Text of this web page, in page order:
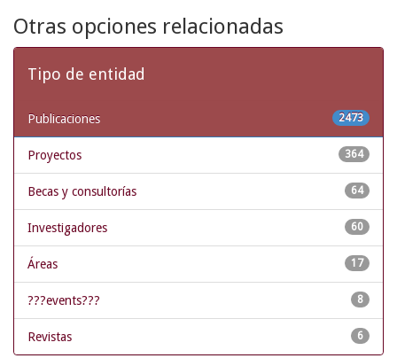
Otras opciones relacionadas
Tipo de entidad
2473
Publicaciones
364
Proyectos
64
Becas y consultorías
60
Investigadores
17
Áreas
8
???events???
6
Revistas